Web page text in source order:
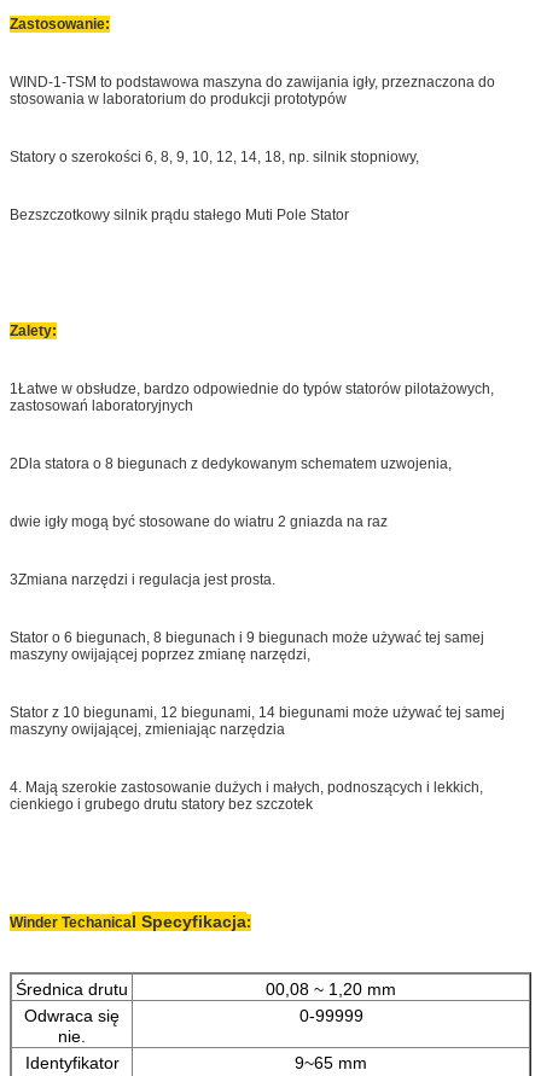
Zastosowanie:
WIND-1-TSM to podstawowa maszyna do zawijania igły, przeznaczona do
stosowania w laboratorium do produkcji prototypów
Statory o szerokości 6, 8, 9, 10, 12, 14, 18, np. silnik stopniowy,
Bezszczotkowy silnik prądu stałego Muti Pole Stator
Zalety:
1Łatwe w obsłudze, bardzo odpowiednie do typów statorów pilotażowych,
zastosowań laboratoryjnych
2Dla statora o 8 biegunach z dedykowanym schematem uzwojenia,
dwie igły mogą być stosowane do wiatru 2 gniazda na raz
3Zmiana narzędzi i regulacja jest prosta.
Stator o 6 biegunach, 8 biegunach i 9 biegunach może używać tej samej
maszyny owijającej poprzez zmianę narzędzi,
Stator z 10 biegunami, 12 biegunami, 14 biegunami może używać tej samej
maszyny owijającej, zmieniając narzędzia
4. Mają szerokie zastosowanie dużych i małych, podnoszących i lekkich,
cienkiego i grubego drutu statory bez szczotek
Winder Techanical Specyfikacja:
Średnica drutu
00,08 ~ 1,20 mm
Odwraca się
nie.
0-99999
Identyfikator
9~65 mm